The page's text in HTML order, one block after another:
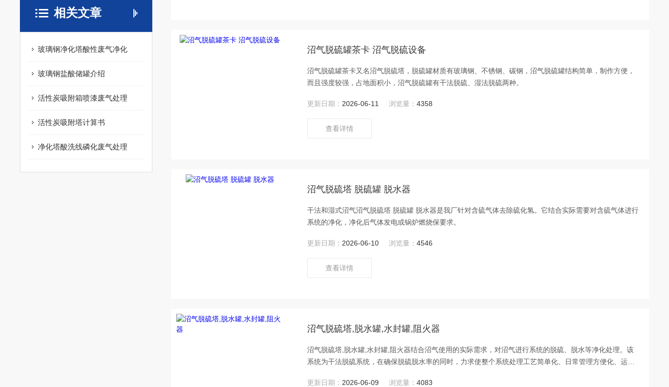
相关文章
玻璃钢净化塔酸性废气净化
玻璃钢盐酸储罐介绍
活性炭吸附箱喷漆废气处理
活性炭吸附塔计算书
净化塔酸洗线磷化废气处理
沼气脱硫罐茶卡 沼气脱硫设备
沼气脱硫罐茶卡又名沼气脱硫塔，脱硫罐材质有玻璃钢、不锈钢、碳钢，沼气脱硫罐结构简单，制作方便，
而且强度较强，占地面积小，沼气脱硫罐有干法脱硫、湿法脱硫两种。
更新日期： 2026-06-11 浏览量：4358
查看详情
沼气脱硫塔 脱硫罐 脱水器
干法和湿式沼气沼气脱硫塔 脱硫罐 脱水器是我厂针对含硫气体去除硫化氢。它结合实际需要对含硫气体进行
系统的净化，净化后气体发电或锅炉燃烧保要求。
更新日期： 2026-06-10 浏览量：4546
查看详情
沼气脱硫塔,脱水罐,水封罐,阻火器
沼气脱硫塔,脱水罐,水封罐,阻火器结合沼气使用的实际需求，对沼气进行系统的脱硫、脱水等净化处理。该
系统为干法脱硫系统，在确保脱硫脱水率的同时，力求使整个系统处理工艺简单化、日常管理方便化、运行
更新日期： 2026-06-09 浏览量：4083